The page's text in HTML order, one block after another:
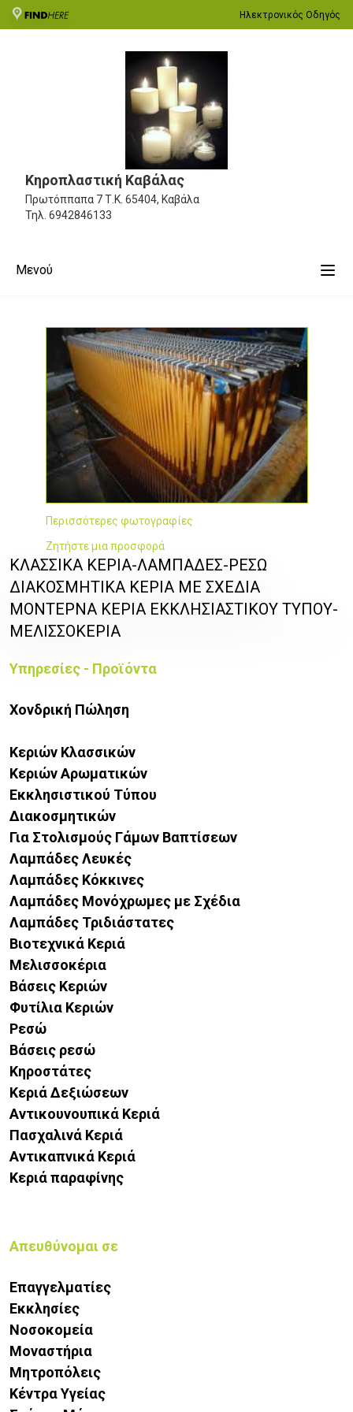
Ηλεκτρονικός Οδηγός
Κηροπλαστική Καβάλας
Πρωτόππαπα 7Τ.Κ. 65404, Καβάλα
Τηλ. 6942846133
Μενού
Περισσότερες φωτογραφίες
Ζητήστε μια προσφορά
ΚΛΑΣΣΙΚΑ ΚΕΡΙΑ-ΛΑΜΠΑΔΕΣ-ΡΕΣΩ
ΔΙΑΚΟΣΜΗΤΙΚΑ ΚΕΡΙΑ ΜΕ ΣΧΕΔΙΑ
ΜΟΝΤΕΡΝΑ ΚΕΡΙΑ ΕΚΚΛΗΣΙΑΣΤΙΚΟΥ ΤΥΠΟΥ-
ΜΕΛΙΣΣΟΚΕΡΙΑ
Υπηρεσίες - Προϊόντα
Χονδρική Πώληση
Κεριών Κλασσικών
Κεριών Αρωματικών
Εκκλησιστικού Τύπου
Διακοσμητικών
Για Στολισμούς Γάμων Βαπτίσεων
Λαμπάδες Λευκές
Λαμπάδες Κόκκινες
Λαμπάδες Μονόχρωμες με Σχέδια
Λαμπάδες Τριδιάστατες
Βιοτεχνικά Κεριά
Μελισσοκέρια
Βάσεις Κεριών
Φυτίλια Κεριών
Ρεσώ
Βάσεις ρεσώ
Κηροστάτες
Κεριά Δεξιώσεων
Αντικουνουπικά Κεριά
Πασχαλινά Κεριά
Αντικαπνικά Κεριά
Κεριά παραφίνης
Απευθύνομαι σε
Επαγγελματίες
Εκκλησίες
Νοσοκομεία
Μοναστήρια
Μητροπόλεις
Κέντρα Υγείας